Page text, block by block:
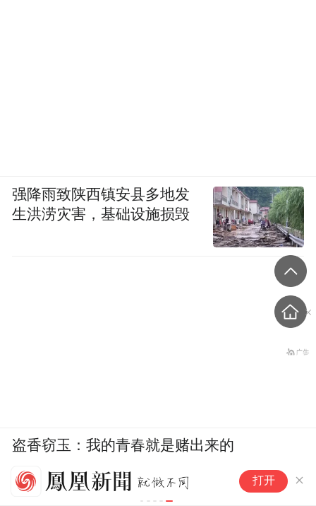
打开
强降雨致陕西镇安县多地发
生洪涝灾害，基础设施损毁
盗香窃玉：我的青春就是赌出来的